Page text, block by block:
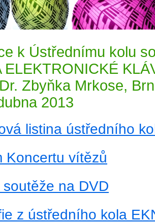
k Ústřednímu kolu
ELEKTRONICKÉ
Zbyňka Mrkose,
2013
listina ústředního
Koncertu vítězů
na DVD
z ústředního kola